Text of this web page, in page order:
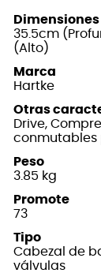
Dimensiones
35.5cm
(Alto)
Marca
Hartke
Otras
Drive,
conmutables
Peso
3.85 kg
Promote
73
Tipo
Cabezal de
válvulas